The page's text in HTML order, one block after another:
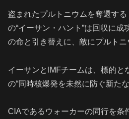
盗まれたプルトニウムを奪還す
の“イーサン・ハント”は回収に成
の命と引き替えに、敵にプルトニ
イーサンとIMFチームは、標的と
の“同時核爆発を未然に防ぐ新た
CIAであるウォーカーの同行を条